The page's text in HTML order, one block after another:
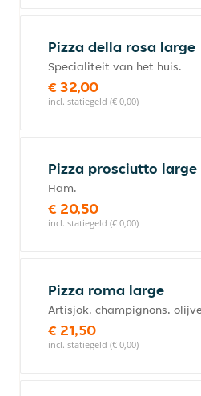
Pizza della rosa large
Specialiteit van het huis.
€ 32,00
incl. statiegeld (€ 0,00)
Pizza prosciutto large
Ham.
€ 20,50
incl. statiegeld (€ 0,00)
Pizza roma large
Artisjok, champignons,
€ 21,50
incl. statiegeld (€ 0,00)